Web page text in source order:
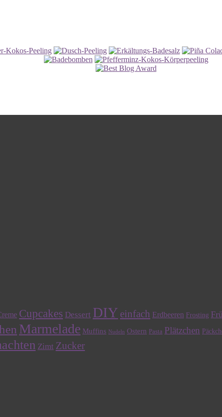
Cupcakes Dessert DIY einfach Erdbeeren Frosting
Marmelade Muffins Nudeln Ostern Pasta Plätzchen
Zimt Zucker